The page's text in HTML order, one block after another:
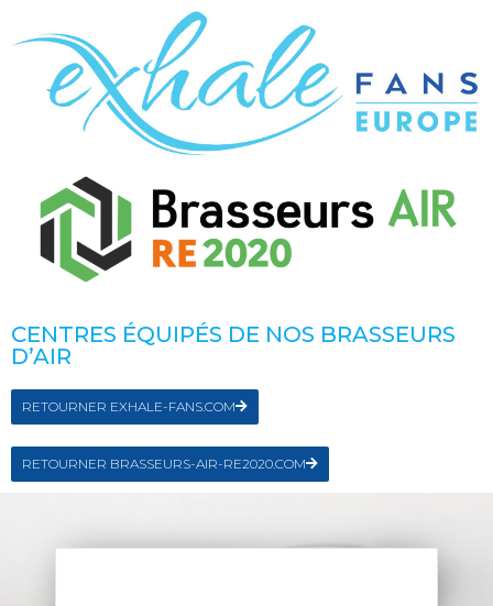
CENTRES ÉQUIPÉS DE NOS BRASSEURS
D’AIR
RETOURNER EXHALE-FANS.COM
RETOURNER BRASSEURS-AIR-RE2020.COM